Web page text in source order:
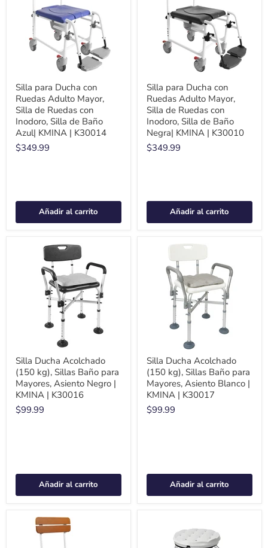
Silla para Ducha con
Ruedas Adulto Mayor,
Silla de Ruedas con
Inodoro, Silla de Baño
Azul| KMINA | K30014
$349.99
Añadir al carrito
Silla para Ducha con
Ruedas Adulto Mayor,
Silla de Ruedas con
Inodoro, Silla de Baño
Negra| KMINA | K30010
$349.99
Añadir al carrito
Silla Ducha Acolchado
(150 kg), Sillas Baño para
Mayores, Asiento Negro |
KMINA | K30016
$99.99
Añadir al carrito
Silla Ducha Acolchado
(150 kg), Sillas Baño para
Mayores, Asiento Blanco |
KMINA | K30017
$99.99
Añadir al carrito